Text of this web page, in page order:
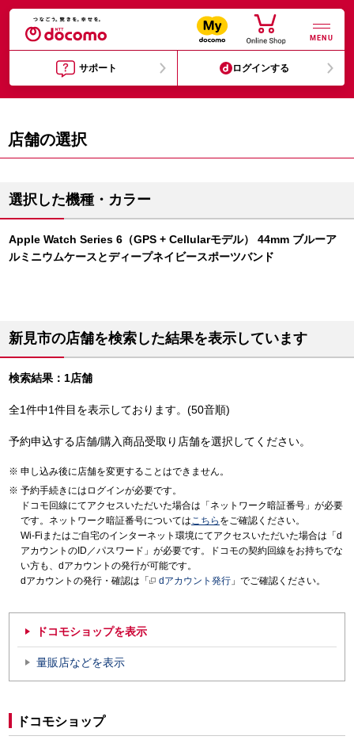
MENU
サポート ログインする
店舗の選択
選択した機種・カラー
Apple Watch Series 6（GPS + Cellularモデル） 44mm ブルーア
ルミニウムケースとディープネイビースポーツバンド
新見市の店舗を検索した結果を表示しています
検索結果：1店舗
全1件中1件目を表示しております。(50音順)
予約申込する店舗/購入商品受取り店舗を選択してください。
申し込み後に店舗を変更することはできません。
予約手続きにはログインが必要です。
ドコモ回線にてアクセスいただいた場合は「ネットワーク暗証番号」が必要
です。ネットワーク暗証番号についてはこちら をご確認ください。
Wi-Fiまたはご自宅のインターネット環境にてアクセスいただいた場合は「d
アカウントのID／パスワード」が必要です。ドコモの契約回線をお持ちでな
い方も、dアカウントの発行が可能です。
dアカウントの発行・確認は「
dアカウント発行 」でご確認ください。
ドコモショップを表示
量販店などを表示
ドコモショップ